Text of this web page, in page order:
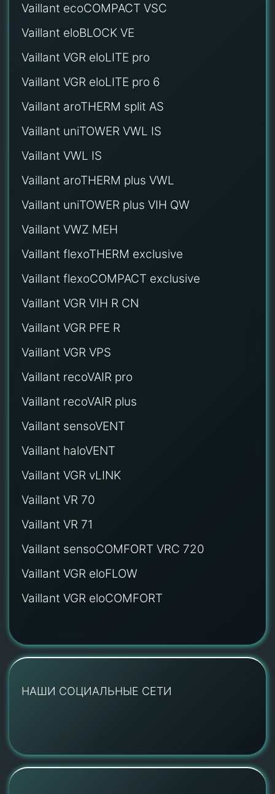
Vaillant ecoCOMPACT VSC
Vaillant eloBLOCK VE
Vaillant VGR eloLITE pro
Vaillant VGR eloLITE pro 6
Vaillant aroTHERM split AS
Vaillant uniTOWER VWL IS
Vaillant VWL IS
Vaillant aroTHERM plus VWL
Vaillant uniTOWER plus VIH QW
Vaillant VWZ MEH
Vaillant flexoTHERM exclusive
Vaillant flexoCOMPACT exclusive
Vaillant VGR VIH R CN
Vaillant VGR PFE R
Vaillant VGR VPS
Vaillant recoVAIR pro
Vaillant recoVAIR plus
Vaillant sensoVENT
Vaillant haloVENT
Vaillant VGR vLINK
Vaillant VR 70
Vaillant VR 71
Vaillant sensoCOMFORT VRC 720
Vaillant VGR eloFLOW
Vaillant VGR eloCOMFORT
НАШИ СОЦИАЛЬНЫЕ СЕТИ